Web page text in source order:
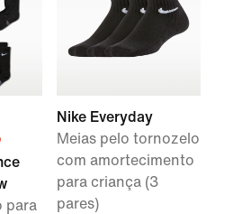
para
Nike Everyday
Meias pelo tornozelo
com amortecimento
para criança (3
pares)